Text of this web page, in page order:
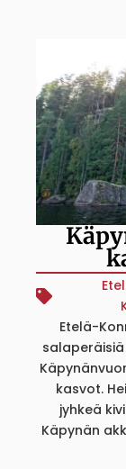
Etelä-
kasvot.
jyhkeä
Käpynän